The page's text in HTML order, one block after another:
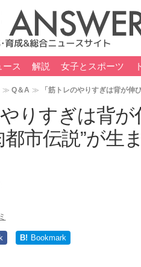
ース 解説 女子とスポーツ
Q＆A 「筋トレのやりすぎは背が
やりすぎは背
都市伝説”が生
B! Bookmark